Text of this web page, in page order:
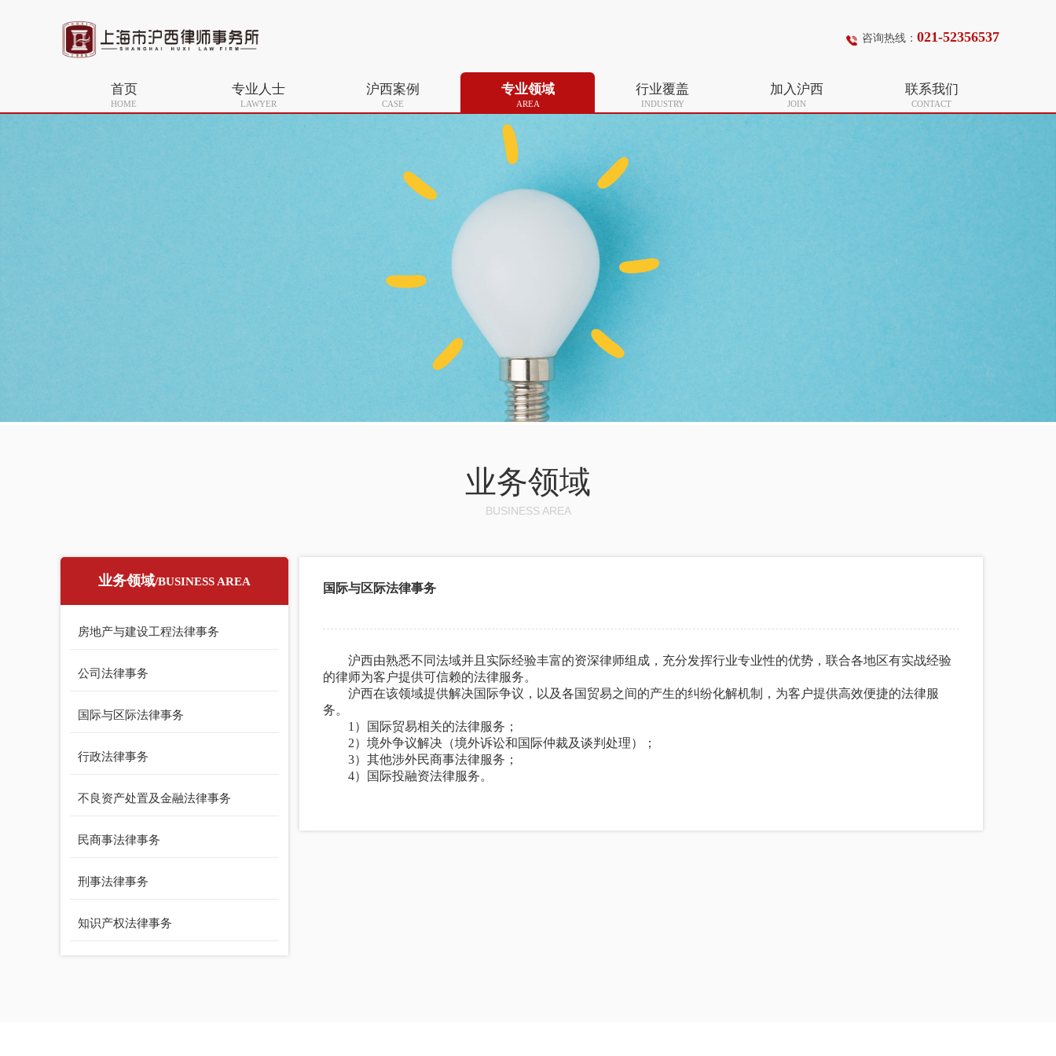
咨询热线： 021-52356537
首页
HOME
专业人士
LAWYER
沪西案例
CASE
专业领域
AREA
行业覆盖
INDUSTRY
加入沪西
JOIN
联系我们
CONTACT
业务领域
BUSINESS AREA
业务领域/BUSINESS AREA
房地产与建设工程法律事务
公司法律事务
国际与区际法律事务
行政法律事务
不良资产处置及金融法律事务
民商事法律事务
刑事法律事务
知识产权法律事务
国际与区际法律事务
沪西由熟悉不同法域并且实际经验丰富的资深律师组成，充分发挥行业专业性的优势，联合各地区有实战经验
的律师为客户提供可信赖的法律服务。
沪西在该领域提供解决国际争议，以及各国贸易之间的产生的纠纷化解机制，为客户提供高效便捷的法律服
务。
1）国际贸易相关的法律服务；
2）境外争议解决（境外诉讼和国际仲裁及谈判处理）；
3）其他涉外民商事法律服务；
4）国际投融资法律服务。